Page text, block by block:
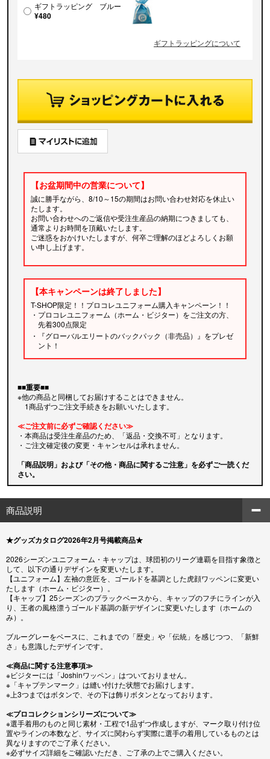
ギフトラッピング ブルー
¥480
ギフトラッピングについて
【お盆期間中の営業について】
誠に勝手ながら、8/10～15の期間はお問い合わせ対応を休止い
たします。
お問い合わせへのご返信や受注生産品の納期につきましても、
通常よりお時間を頂戴いたします。
ご迷惑をおかけいたしますが、何卒ご理解のほどよろしくお願
い申し上げます。
【本キャンペーンは終了しました】
T-SHOP限定！！プロコレユニフォーム購入キャンペーン！！
・プロコレユニフォーム（ホーム・ビジター）をご注文の方、
先着300点限定
・『グローバルエリートのバックパック（非売品）』をプレゼ
ント！
■■重要■■
※他の商品と同梱してお届けすることはできません。
1商品ずつご注文手続きをお願いいたします。
≪ご注文前に必ずご確認ください≫
・本商品は受注生産品のため、「返品・交換不可」となります。
・ご注文確定後の変更・キャンセルは承れません。
「商品説明」および「その他・商品に関するご注意」を必ずご一読くだ
さい。
商品説明
★グッズカタログ2026年2月号掲載商品★
2026シーズンユニフォーム・キャップは、球団初のリーグ連覇を目指す象徴と
して、以下の通りデザインを変更いたします。
【ユニフォーム】左袖の意匠を、ゴールドを基調とした虎顔ワッペンに変更い
たします（ホーム・ビジター）。
【キャップ】25シーズンのブラックベースから、キャップのフチにラインが入
り、王者の風格漂うゴールド基調の新デザインに変更いたします（ホームの
み）。
ブルーグレーをベースに、これまでの「歴史」や「伝統」を感じつつ、「新鮮
さ」も意識したデザインです。
≪商品に関する注意事項≫
※ビジターには「Joshinワッペン」はついておりません。
※「キャプテンマーク」は縫い付けた状態でお届けします。
※上3つまではボタンで、その下は飾りボタンとなっております。
≪プロコレクションシリーズについて≫
※選手着用のものと同じ素材・工程で1品ずつ作成しますが、マーク取り付け位
置やラインの本数など、サイズに関わらず実際に選手の着用しているものとは
異なりますのでご了承ください。
※必ずサイズ詳細をご確認いただき、ご了承の上でご購入ください。